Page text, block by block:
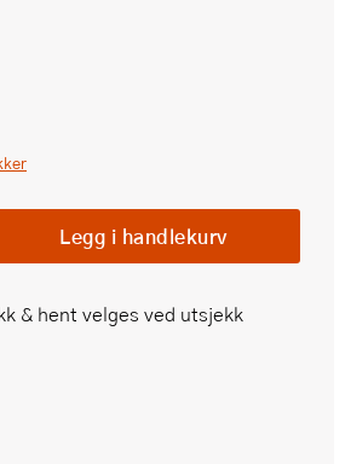
Legg i handlekurv
& hent velges ved utsjekk